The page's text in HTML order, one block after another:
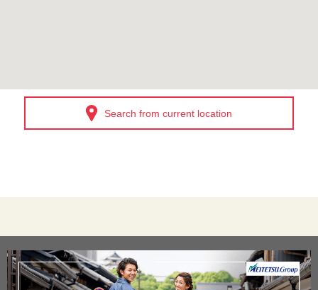
Search from current location